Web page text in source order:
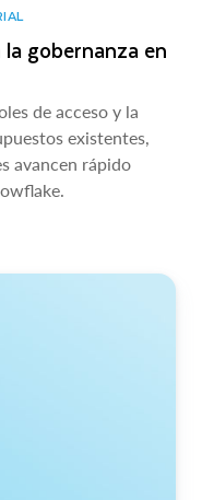
gobernanza en
de acceso y la
existentes,
avancen rápido